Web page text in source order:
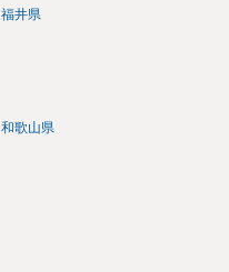
福井県
和歌山県